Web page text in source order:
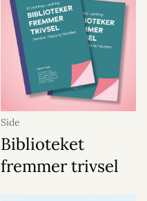
Side
Biblioteket
fremmer trivsel